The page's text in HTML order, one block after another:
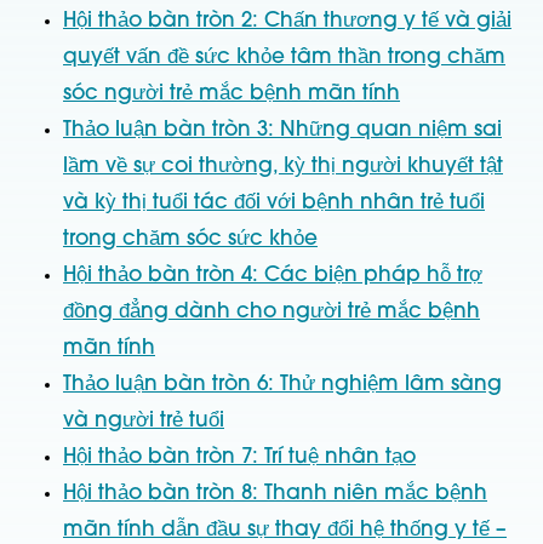
Hội thảo bàn tròn 2: Chấn thương y tế và giải
quyết vấn đề sức khỏe tâm thần trong chăm
sóc người trẻ mắc bệnh mãn tính
Thảo luận bàn tròn 3: Những quan niệm sai
lầm về sự coi thường, kỳ thị người khuyết tật
và kỳ thị tuổi tác đối với bệnh nhân trẻ tuổi
trong chăm sóc sức khỏe
Hội thảo bàn tròn 4: Các biện pháp hỗ trợ
đồng đẳng dành cho người trẻ mắc bệnh
mãn tính
Thảo luận bàn tròn 6: Thử nghiệm lâm sàng
và người trẻ tuổi
Hội thảo bàn tròn 7: Trí tuệ nhân tạo
Hội thảo bàn tròn 8: Thanh niên mắc bệnh
mãn tính dẫn đầu sự thay đổi hệ thống y tế –